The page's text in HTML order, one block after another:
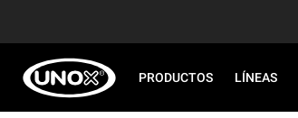
PRODUCTOS LÍNEAS